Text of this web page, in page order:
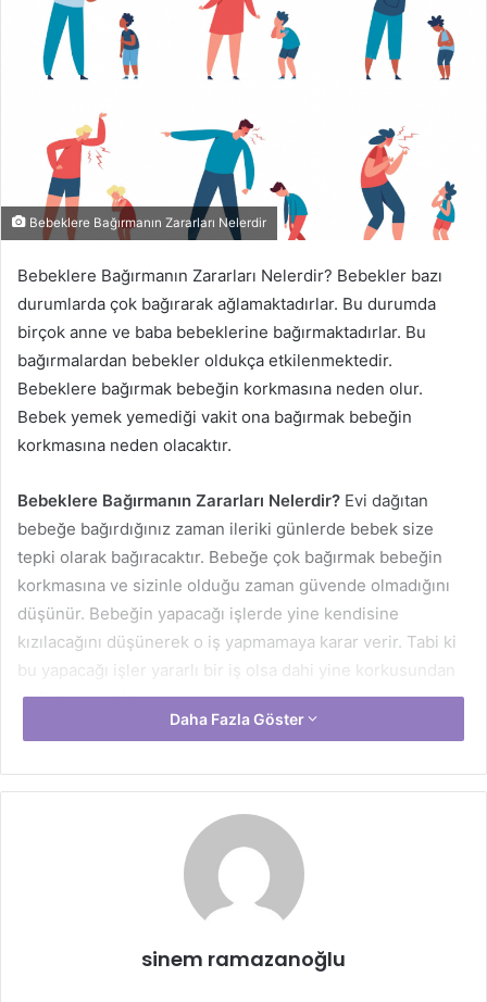
Bebeklere Bağırmanın Zararları Nelerdir
Bebeklere Bağırmanın Zararları Nelerdir? Bebekler bazı
durumlarda çok bağırarak ağlamaktadırlar. Bu durumda
birçok anne ve baba bebeklerine bağırmaktadırlar. Bu
bağırmalardan bebekler oldukça etkilenmektedir.
Bebeklere bağırmak bebeğin korkmasına neden olur.
Bebek yemek yemediği vakit ona bağırmak bebeğin
korkmasına neden olacaktır.
Bebeklere Bağırmanın Zararları Nelerdir? Evi dağıtan
bebeğe bağırdığınız zaman ileriki günlerde bebek size
tepki olarak bağıracaktır. Bebeğe çok bağırmak bebeğin
korkmasına ve sizinle olduğu zaman güvende olmadığını
düşünür. Bebeğin yapacağı işlerde yine kendisine
kızılacağını düşünerek o iş yapmamaya karar verir. Tabi ki
bu yapacağı işler yararlı bir iş olsa dahi yine korkusundan
tedirgin olacaktır.
Çocuklarda bağırmalara karşı en çok etkilenen bölüm
dilleri olmaktadır. Bu durumda çocuklarda kekemelik
meydana gelebilir. Konuşmalarında duraksamalar oluşur.
Anneler ve babalar bir problem gibi karşınıza çıkacak
Daha Fazla Göster
sinem ramazanoğlu